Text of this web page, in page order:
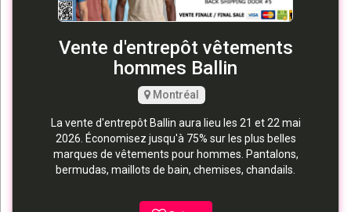
Vente d'entrepôt vêtements
hommes Ballin
Montréal
La vente d'entrepôt Ballin aura lieu les 21 et 22 mai
2026. Économisez jusqu'à 75% sur les plus belles
marques de vêtements pour hommes. Pantalons,
bermudas, maillots de bain, chemises, chandails.